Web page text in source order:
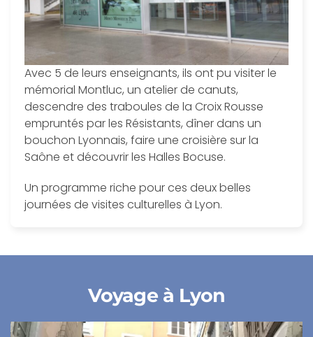
Avec 5 de leurs enseignants, ils ont pu visiter le
mémorial Montluc, un atelier de canuts,
descendre des traboules de la Croix Rousse
empruntés par les Résistants, dîner dans un
bouchon Lyonnais, faire une croisière sur la
Saône et découvrir les Halles Bocuse.
Un programme riche pour ces deux belles
journées de visites culturelles à Lyon.
Voyage à Lyon